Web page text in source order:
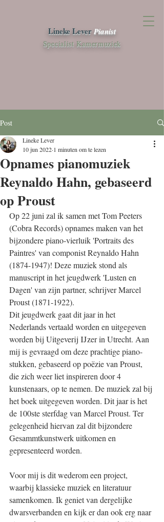
Specialist Kamermuziek
Lineke Lever Pianist
Post
Opnames pianomuziek
Reynaldo Hahn, gebaseerd
op Proust
Lineke Lever
10 jun 2022 1 minuten om te lezen
Op 22 juni zal ik samen met Tom Peeters
(Cobra Records) opnames maken van het
bijzondere piano-vierluik 'Portraits des
Paintres' van componist Reynaldo Hahn
(1874-1947)! Deze muziek stond als
manuscript in het jeugdwerk 'Lusten en
Dagen' van zijn partner, schrijver Marcel
Proust (1871-1922).
Dit jeugdwerk gaat dit jaar in het
Nederlands vertaald worden en uitgegeven
worden bij Uitgeverij IJzer in Utrecht. Aan
mij is gevraagd om deze prachtige piano-
stukken, gebaseerd op poëzie van Proust,
die zich weer liet inspireren door 4
kunstenaars, op te nemen. De muziek zal bij
het boek uitgegeven worden. Dit jaar is het
de 100ste sterfdag van Marcel Proust. Ter
gelegenheid hiervan zal dit bijzondere
Gesammtkunstwerk uitkomen en
gepresenteerd worden.
Voor mij is dit wederom een project,
waarbij klassieke muziek en literatuur
samenkomen. Ik geniet van dergelijke
dwarsverbanden en kijk er dan ook erg naar